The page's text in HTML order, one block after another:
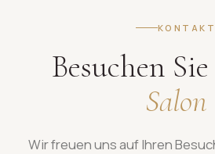
KONTAKT
Besuchen Sie
Salon
Wir freuen uns auf Ihren